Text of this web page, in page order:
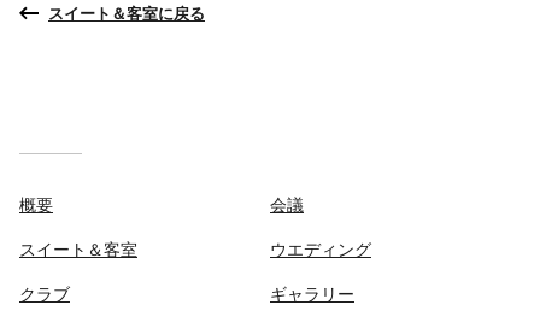
スイート＆客室に戻る
概要
スイート＆客室
クラブ
会議
ウエディング
ギャラリー